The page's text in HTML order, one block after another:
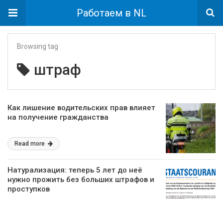
Работаем в NL
Browsing tag
штраф
Как лишение водительских прав влияет
на получение гражданства
Read more
Натурализация: теперь 5 лет до неё
нужно прожить без больших штрафов и
проступков